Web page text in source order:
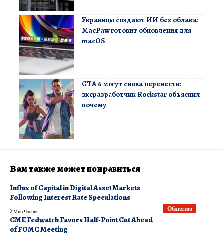
Украинцы создают ИИ без облака:
MacPaw готовит обновления для
macOS
GTA 6 могут снова перенести:
эксразработчик Rockstar объяснил
почему
Вам также может понравиться
Общество
Influx of Capital in Digital Asset Markets
Following Interest Rate Speculations
2 Мин Чтения
CME Fedwatch Favors Half-Point Cut Ahead
of FOMC Meeting